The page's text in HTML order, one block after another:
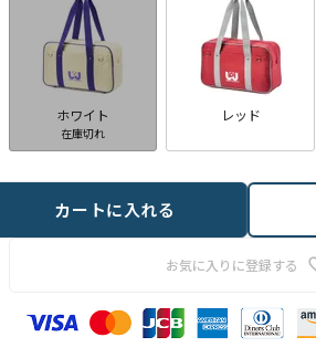
ホワイト
在庫切れ
レッド
お気に入りに登録する
カートに入れる